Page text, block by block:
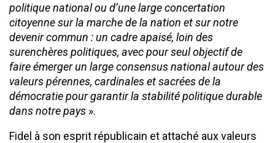
politique national ou d’une large concertation
citoyenne sur la marche de la nation et sur notre
devenir commun : un cadre apaisé, loin des
surenchères politiques, avec pour seul objectif de
faire émerger un large consensus national autour des
valeurs pérennes, cardinales et sacrées de la
démocratie pour garantir la stabilité politique durable
dans notre pays ».
Fidel à son esprit républicain et attaché aux valeurs